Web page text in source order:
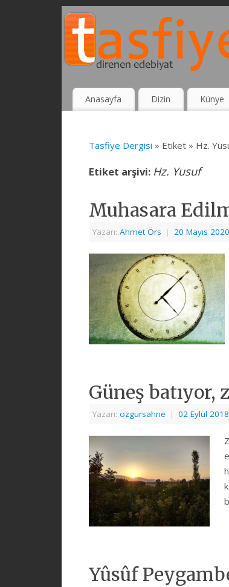
Anasayfa Dizin Künye
Tasfiye Dergisi » Etiket » Hz.
Etiket arşivi: Hz. Yusuf
Muhasara
Yazarı: Ahmet Örs | 20 Mayıs 2020
Güneş batıyor,
Yazarı: ozgursahne | 02 Eylül 2018
Yûsûf